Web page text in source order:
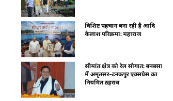
विशिष्ट पहचान बना रही है आदि
कैलाश परिक्रमा: महाराज
सीमांत क्षेत्र को रेल सौगात: बनबसा
में अमृतसर–टनकपुर एक्सप्रेस का
नियमित ठहराव